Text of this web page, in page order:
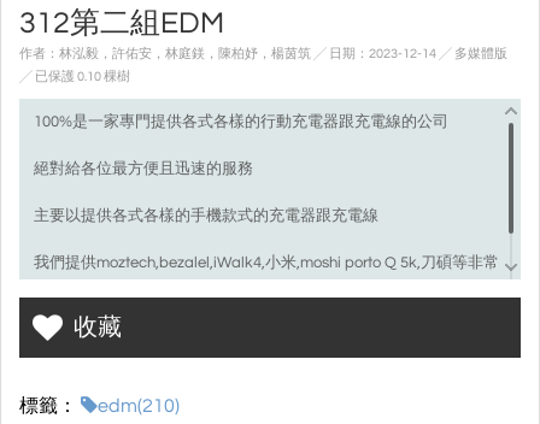
312第二組EDM
作者：林泓毅，許佑安，林庭鎂，陳柏妤，楊茵筑 ╱ 日期：2023-12-14 ╱ 多媒體版
╱ 已保護 0.10 棵樹
100%是一家專門提供各式各樣的行動充電器跟充電線的公司
絕對給各位最方便且迅速的服務
主要以提供各式各樣的手機款式的充電器跟充電線
我們提供moztech,bezalel,iWalk4,小米,moshi porto Q 5k,刀碩等非常
收藏
標籤：
edm(210)